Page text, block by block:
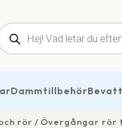
Dammtillbehör
rör Övergångar rör